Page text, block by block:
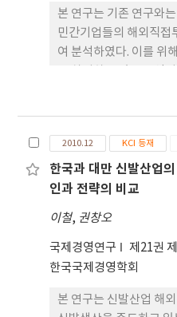
외경험은 해외직접투자
나타났다. 둘째, 재벌기
여 추가분석을 실시한
사의 사회적 자본이 해
계를 가지며, 비재벌기
험이 해외직접투자에
본 연구는 기존 연구와
민간기업들의 해외직접
여 분석하였다. 이를 위
여 현재의 민간기업들
가지 유형의 민간기업
해외직접투자를 실시함
미치는 요인들, 즉 천연
형의 기업 간 차이에 관
자료를 바탕으로 통계분
다. 실증분석 결과,
국가들에 더 활발히 투
2010.12 KCI 등재
한국과 대만 신발산업
인과 전략의 비교
이철, 권창오
국제경영연구 제21권
한국국제경영학회
본 연구는 신발산업 해